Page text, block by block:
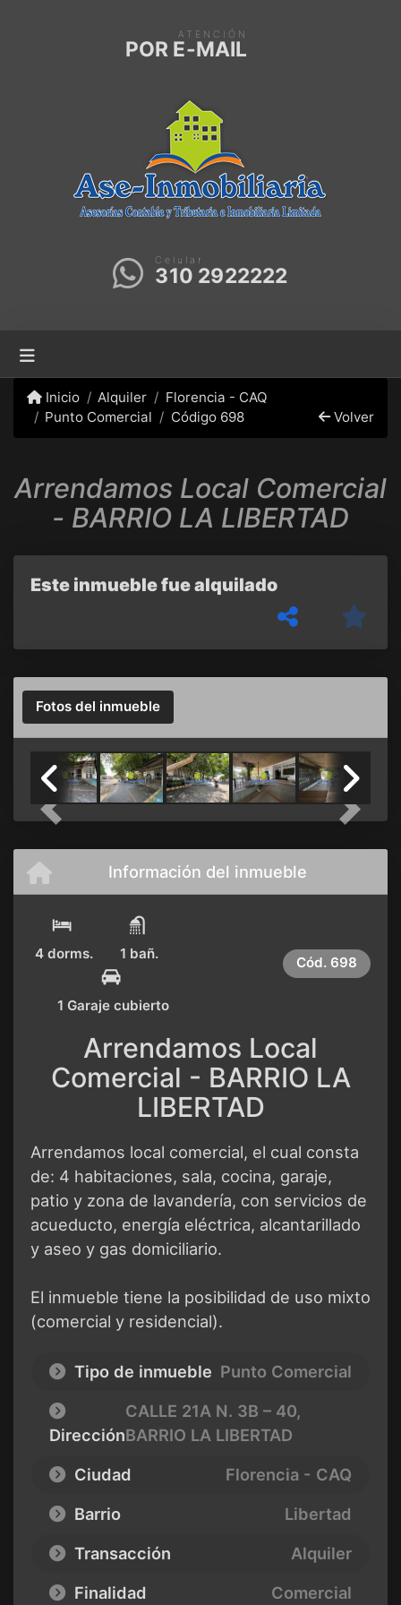
ATENCIÓN
POR E-MAIL
Celular
310 2922222
Inicio Alquiler
Florencia - CAQ
Punto Comercial
Código 698 Volver
Arrendamos Local Comercial
- BARRIO LA LIBERTAD
Este inmueble fue alquilado
Fotos del inmueble
Previous Next
Información del inmueble
4 dorms. 1 bañ.
1 Garaje cubierto
Cód. 698
Arrendamos Local
Comercial - BARRIO LA
LIBERTAD
Arrendamos local comercial, el cual consta
de: 4 habitaciones, sala, cocina, garaje,
patio y zona de lavandería, con servicios de
acueducto, energía eléctrica, alcantarillado
y aseo y gas domiciliario.
El inmueble tiene la posibilidad de uso mixto
(comercial y residencial).
Tipo de inmueble Punto Comercial
Dirección
CALLE 21A N. 3B – 40,
BARRIO LA LIBERTAD
Ciudad
Florencia - CAQ
Barrio
Libertad
Transacción
Alquiler
Finalidad
Comercial